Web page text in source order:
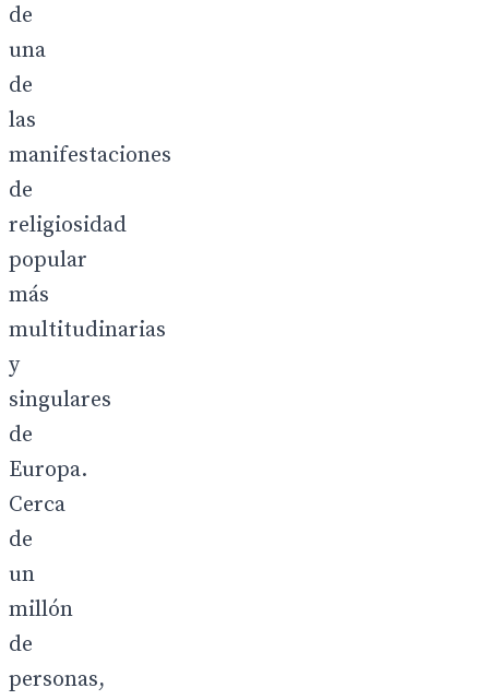
de
una
de
las
manifestaciones
de
religiosidad
popular
más
multitudinarias
y
singulares
de
Europa.
Cerca
de
un
millón
de
personas,